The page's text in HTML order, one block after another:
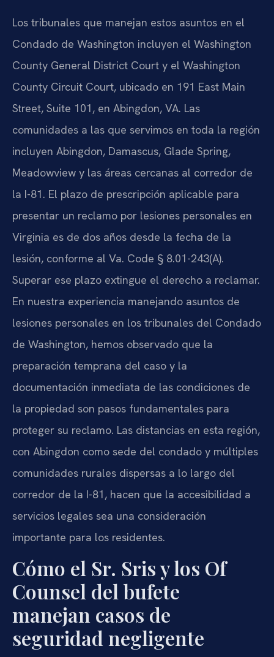
Los tribunales que manejan estos asuntos en el
Condado de Washington incluyen el Washington
County General District Court y el Washington
County Circuit Court, ubicado en 191 East Main
Street, Suite 101, en Abingdon, VA. Las
comunidades a las que servimos en toda la región
incluyen Abingdon, Damascus, Glade Spring,
Meadowview y las áreas cercanas al corredor de
la I-81. El plazo de prescripción aplicable para
presentar un reclamo por lesiones personales en
Virginia es de dos años desde la fecha de la
lesión, conforme al Va. Code § 8.01-243(A).
Superar ese plazo extingue el derecho a reclamar.
En nuestra experiencia manejando asuntos de
lesiones personales en los tribunales del Condado
de Washington, hemos observado que la
preparación temprana del caso y la
documentación inmediata de las condiciones de
la propiedad son pasos fundamentales para
proteger su reclamo. Las distancias en esta región,
con Abingdon como sede del condado y múltiples
comunidades rurales dispersas a lo largo del
corredor de la I-81, hacen que la accesibilidad a
servicios legales sea una consideración
importante para los residentes.
Cómo el Sr. Sris y los Of
Counsel del bufete
manejan casos de
seguridad negligente